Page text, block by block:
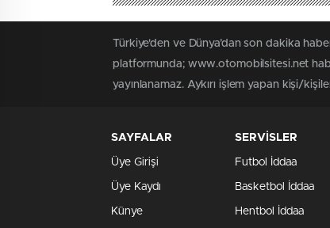
Türkiye'den ve Dünya’dan son dakika
platformunda; www.otomobilsitesi.net
yayınlanamaz. Aykırı işlem yapan kişi/
SAYFALAR
Üye Girişi
Üye Kaydı
Künye
SERVİSLER
Futbol İddaa
Basketbol İddaa
Hentbol İddaa